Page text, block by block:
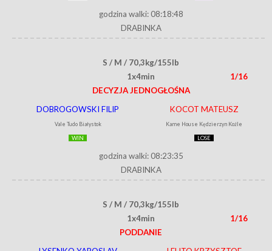
godzina walki: 08:18:48
DRABINKA
S / M / 70,3kg/155lb
1x4min
1/16
DECYZJA JEDNOGŁOŚNA
DOBROGOWSKI FILIP
Vale Tudo Białystok
WIN
KOCOT MATEUSZ
Kame House Kędzierzyn Koźle
LOSE
godzina walki: 08:23:35
DRABINKA
S / M / 70,3kg/155lb
1x4min
1/16
PODDANIE